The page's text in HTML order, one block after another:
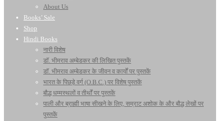
About Us
Books’ Sale
Shop
Hindi Books
नारी विशेष
डॉ. भीमराव अम्बेडकर की लिखित पुस्तकें
डॉ. भीमराव अम्बेडकर के जीवन व कार्यों पर पुस्तकें
भारत के पिछड़े वर्ग (O.B.C.) पर विशेष पुस्तकें
बौद्ध धम्मस्थलों व तीर्थों पर पुस्तकें
पाली और ब्राह्मी भाषा सीखने के लिए, सम्राट अशोक के और बौद्ध लेखों पर
पुस्तकें